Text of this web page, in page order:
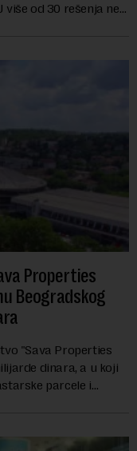
više od 30 rešenja ne
Properties
Beogradskog
"Sava Properties
dinara, a u koji
parcele i